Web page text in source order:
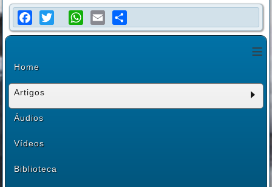
Facebook
TwitterWhatsApp
EmailShare
≡
Home
Artigos
Áudios
Vídeos
Biblioteca